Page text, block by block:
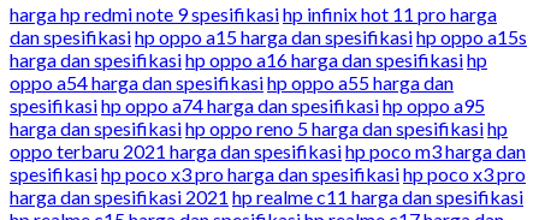
harga hp redmi note 9 spesifikasihp infinix hot 11 pro harga
dan spesifikasihp oppo a15 harga dan spesifikasihp oppo a15s
harga dan spesifikasihp oppo a16 harga dan spesifikasihp
oppo a54 harga dan spesifikasihp oppo a55 harga dan
spesifikasihp oppo a74 harga dan spesifikasihp oppo a95
harga dan spesifikasihp oppo reno 5 harga dan spesifikasihp
oppo terbaru 2021 harga dan spesifikasihp poco m3 harga dan
spesifikasihp poco x3 pro harga dan spesifikasihp poco x3 pro
harga dan spesifikasi 2021 hp realme c11 harga dan spesifikasi